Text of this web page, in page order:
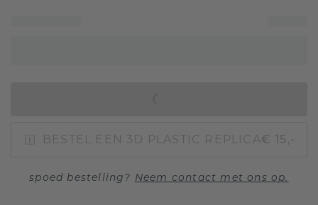
BESTEL EEN 3D PLASTIC REPLICA€ 15,-
spoed bestelling? Neem contact met ons op.